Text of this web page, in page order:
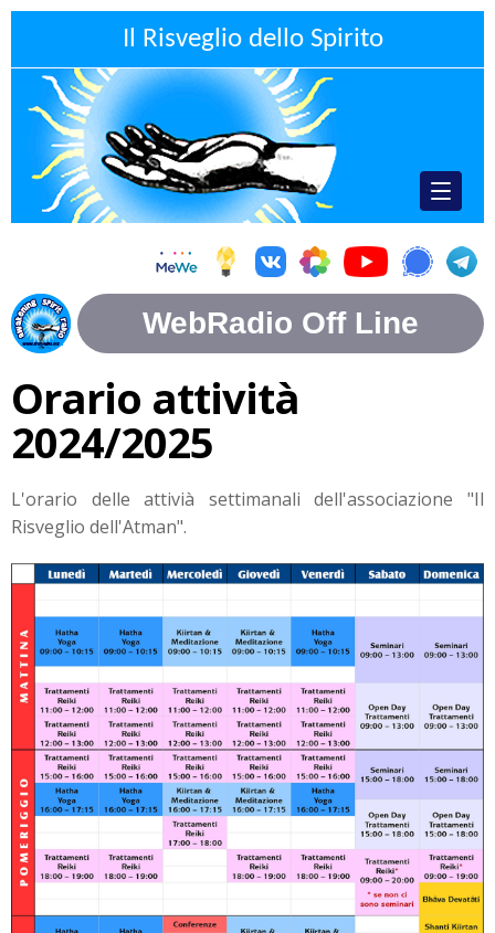
Il Risveglio dello Spirito
Orario attività
2024/2025
L'orario delle attivià settimanali dell'associazione "Il
Risveglio dell'Atman".